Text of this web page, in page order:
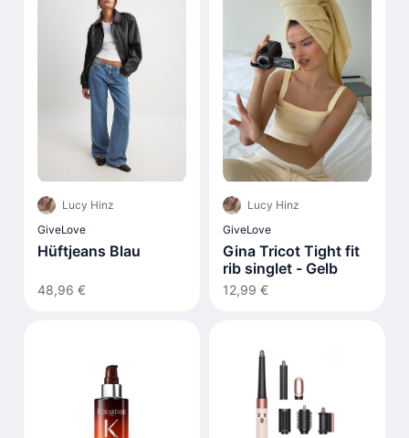
Lucy Hinz
GiveLove
Hüftjeans Blau
48,96 €
Lucy Hinz
GiveLove
Gina Tricot Tight fit
rib singlet - Gelb
12,99 €